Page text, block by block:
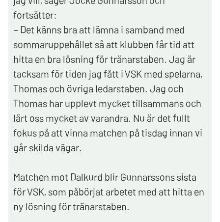
fortsätter:
– Det känns bra att lämna i samband med
sommaruppehållet så att klubben får tid att
hitta en bra lösning för tränarstaben. Jag är
tacksam för tiden jag fått i VSK med spelarna,
Thomas och övriga ledarstaben. Jag och
Thomas har upplevt mycket tillsammans och
lärt oss mycket av varandra. Nu är det fullt
fokus på att vinna matchen på tisdag innan vi
går skilda vägar.
Matchen mot Dalkurd blir Gunnarssons sista
för VSK, som påbörjat arbetet med att hitta en
ny lösning för tränarstaben.